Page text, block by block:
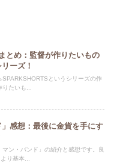
とめ：監督が作りたいもの
ーズ！
というシリーズの作
たいも...
」感想：最後に金貨を手にす
ン・バンド」の紹介と感想です。良
り基本...